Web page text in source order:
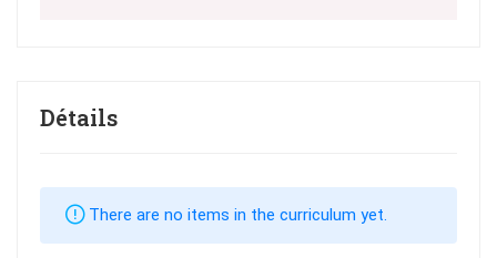
Détails
There are no items in the curriculum yet.